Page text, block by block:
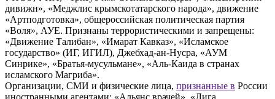
дивижн», «Меджлис крымскотатарского народа», движение
«Артподготовка», общероссийская политическая партия
«Воля», АУЕ. Признаны террористическими и запрещены:
«Движение Талибан», «Имарат Кавказ», «Исламское
государство» (ИГ, ИГИЛ), Джебхад-ан-Нусра, «АУМ
Синрике», «Братья-мусульмане», «Аль-Каида в странах
исламского Магриба».
Организации, СМИ и физические лица, признанные в России